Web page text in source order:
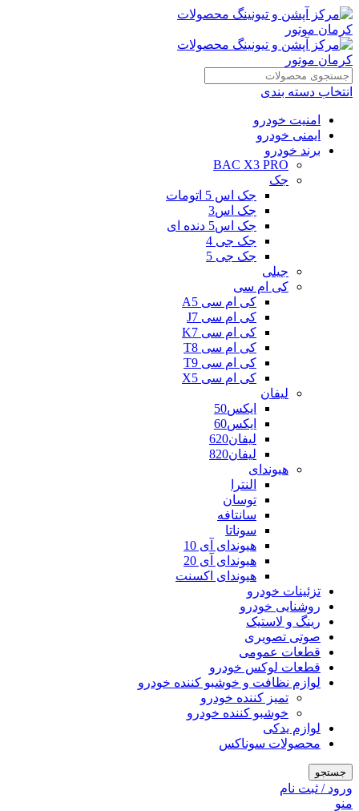
انتخاب دسته بندی
امنیت خودرو
ایمنی خودرو
برند خودرو
BAC X3 PRO
جک
جک اس 5 اتومات
جک اس3
جک اس5 دنده ای
جک جی 4
جک جی 5
جیلی
کی ام سی
کی ام سی A5
کی ام سی J7
کی ام سی K7
کی ام سی T8
کی ام سی T9
کی ام سی X5
لیفان
ایکس50
ایکس60
لیفان620
لیفان820
هیوندای
النترا
توسان
سانتافه
سوناتا
هیوندای آی 10
هیوندای آی 20
هیوندای اکسنت
تزئینات خودرو
روشنایی خودرو
رینگ و لاستیک
صوتی تصویری
قطعات عمومی
قطعات لوکس خودرو
لوازم نظافت و خوشبو کننده خودرو
تمیز کننده خودرو
خوشبو کننده خودرو
لوازم یدکی
محصولات سوناکس
جستجو
ورود / ثبت نام
منو